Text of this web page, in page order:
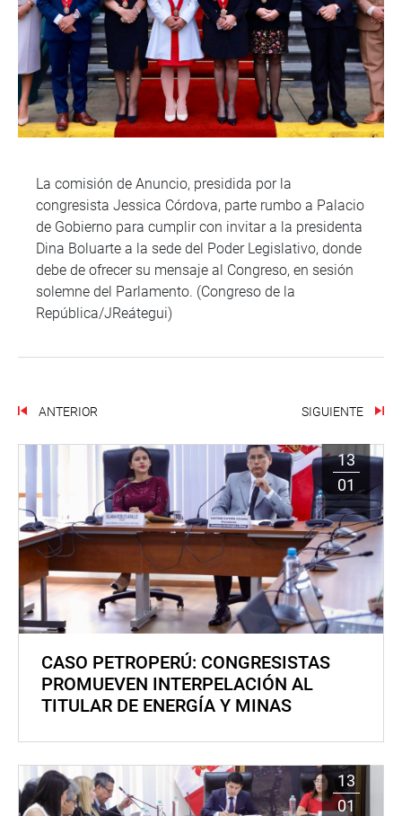
La comisión de Anuncio, presidida por la
congresista Jessica Córdova, parte rumbo a Palacio
de Gobierno para cumplir con invitar a la presidenta
Dina Boluarte a la sede del Poder Legislativo, donde
debe de ofrecer su mensaje al Congreso, en sesión
solemne del Parlamento. (Congreso de la
República/JReátegui)
ANTERIOR SIGUIENTE
13
01
CASO PETROPERÚ: CONGRESISTAS
PROMUEVEN INTERPELACIÓN AL
TITULAR DE ENERGÍA Y MINAS
13
01